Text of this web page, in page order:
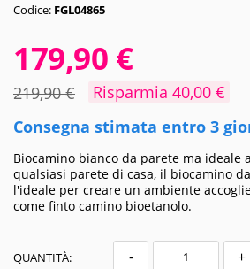
Codice: FGL04865
179,90 €
219,90 €
Risparmia 40,00 €
Consegna stimata entro 3
Biocamino bianco da parete ma ideale
qualsiasi parete di casa, il biocamino
l'ideale per creare un ambiente
come finto camino bioetanolo.
QUANTITÀ: - +